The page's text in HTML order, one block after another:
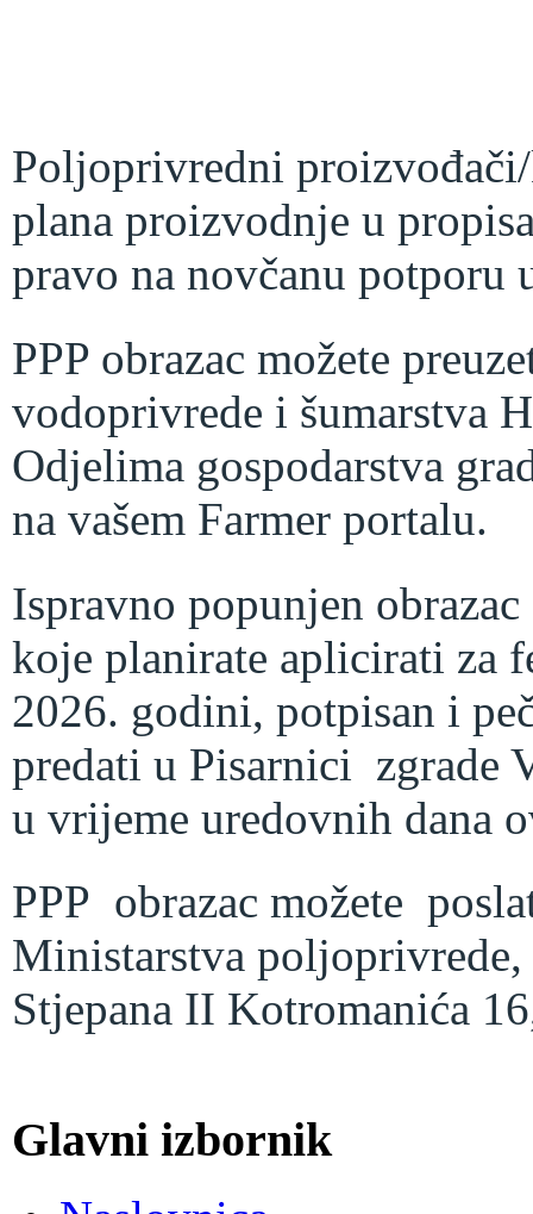
Poljoprivredni
plana proizvodnje u
pravo na novčanu potporu
PPP obrazac možete
vodoprivrede i šumarstva
Odjelima gospodarstva
na vašem Farmer portalu.
Ispravno popunjen
koje planirate aplicirati za
2026. godini, potpisan i
predati u Pisarnici zgrade
u vrijeme uredovnih dana
PPP obrazac možete
Ministarstva
Stjepana II Kotromanića
Glavni izbornik